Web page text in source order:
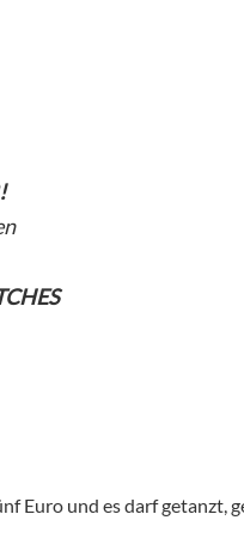
Euro und es darf getanzt,